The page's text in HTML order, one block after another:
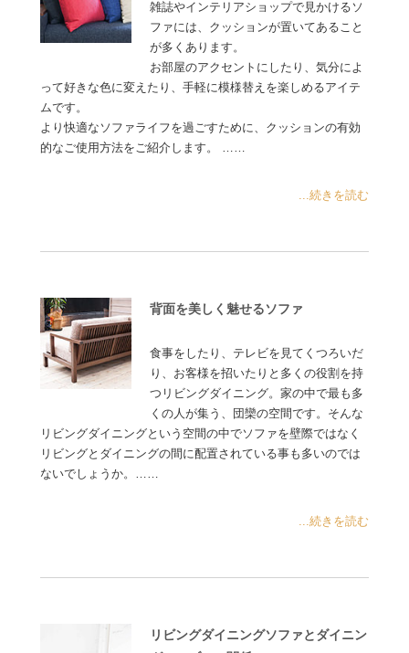
雑誌やインテリアショップで見かけるソ
ファには、クッションが置いてあること
が多くあります。
お部屋のアクセントにしたり、気分によ
って好きな色に変えたり、手軽に模様替えを楽しめるアイテ
ムです。
より快適なソファライフを過ごすために、クッションの有効
的なご使用方法をご紹介します。 ……
...続きを読む
背面を美しく魅せるソファ
食事をしたり、テレビを見てくつろいだ
り、お客様を招いたりと多くの役割を持
つリビングダイニング。家の中で最も多
くの人が集う、団欒の空間です。そんな
リビングダイニングという空間の中でソファを壁際ではなく
リビングとダイニングの間に配置されている事も多いのでは
ないでしょうか。……
...続きを読む
リビングダイニングソファとダイニン